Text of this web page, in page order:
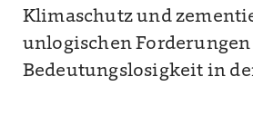
Klimaschutz und
unlogischen
Bedeutungslosigkeit in